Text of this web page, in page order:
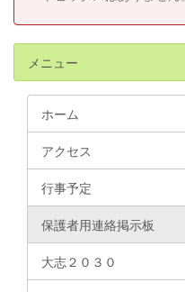
メニュー
ホーム
アクセス
行事予定
保護者用連絡掲示板
大志２０３０